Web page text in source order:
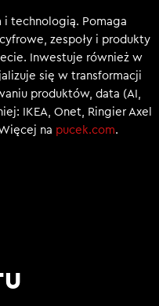
i technologią. Pomaga
zespoły i produkty
Inwestuje również w
się w transformacji
produktów, data (AI,
IKEA, Onet, Ringier Axel
na pucek.com.